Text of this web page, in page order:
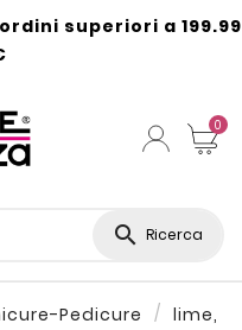
superiori a 199.99
0
 Ricerca
Pedicure
lime,